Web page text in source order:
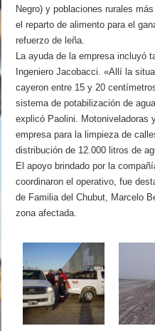
Negro) y poblaciones rurales
el reparto de alimento para el
refuerzo de leña.
La ayuda de la empresa incluyó
Ingeniero Jacobacci. «Allí la
cayeron entre 15 y 20
sistema de potabilización de
explicó Paolini. Motoniveladoras
empresa para la limpieza de
distribución de 12.000 litros de
El apoyo brindado por la
coordinaron el operativo, fue
de Familia del Chubut, Marcelo
zona afectada.